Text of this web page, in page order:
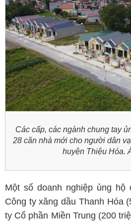
Các cấp, các ngành chung tay
28 căn nhà mới cho người dân
huyện Thiệu Hóa.
Một số doanh nghiệp ủng hộ
Công ty xăng dầu Thanh Hóa
ty Cổ phần Miền Trung (200